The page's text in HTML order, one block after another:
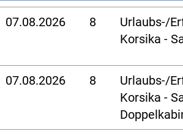
07.08.2026 8
Urlaubs-/
Korsika -
07.08.2026 8
Urlaubs-/
Korsika -